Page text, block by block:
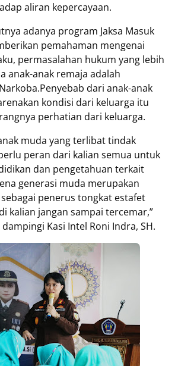
aliran kepercayaan.
adanya program Jaksa Masuk
pemahaman mengenai
permasalahan hukum yang lebih
anak-anak remaja adalah
dari anak-anak
kondisi dari keluarga itu
perhatian dari keluarga.
muda yang terlibat tindak
peran dari kalian semua untuk
dan pengetahuan terkait
generasi muda merupakan
penerus tongkat estafet
kalian jangan sampai tercemar,”
Kasi Intel Roni Indra, SH.